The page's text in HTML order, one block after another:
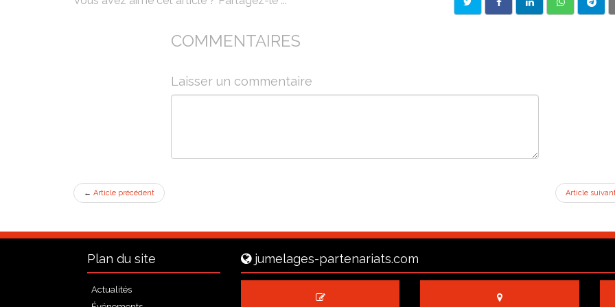
COMMENTAIRES
Laisser un commentaire
← Article précédent Article
Plan du site
Actualités
jumelages-partenariats.com